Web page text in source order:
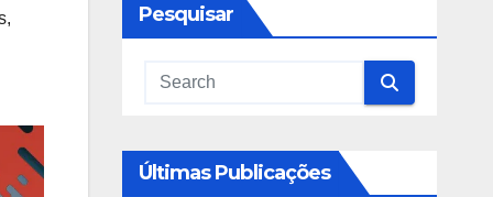
Pesquisar
Últimas Publicações